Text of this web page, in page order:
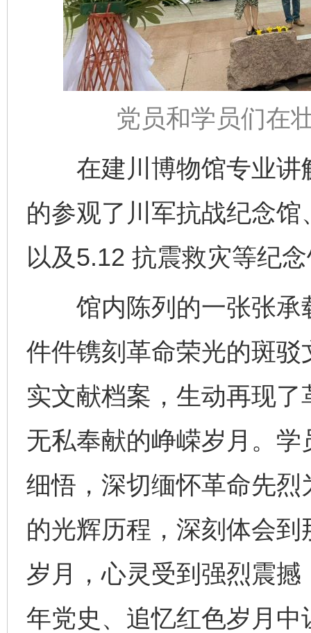
党员和学员们在
在建川博物馆专业讲
的参观了川军抗战纪念
以及5.12 抗震救灾等纪
馆内陈列的一张张承
件件镌刻革命荣光的斑
实文献档案，生动再现
无私奉献的峥嵘岁月。
细悟，深切缅怀革命先
的光辉历程，深刻体会
岁月，心灵受到强烈震
年党史、追忆红色岁月